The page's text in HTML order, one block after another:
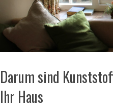
Darum sind
Ihr Haus